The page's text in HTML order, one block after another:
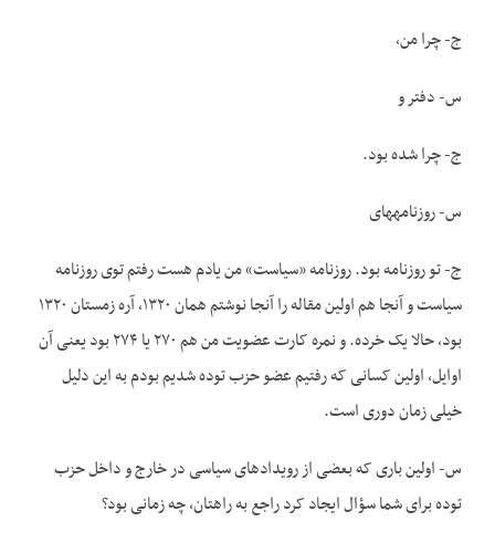
ج- چرا من،
س- دفتر و
ج- چرا شده بود.
س- روزنامه­های
ج- تو روزنامه بود. روزنامه «سیاست» من یادم هست رفتم توی روزنامه
سیاست و آنجا هم اولین مقاله را آنجا نوشتم همان ۱۳۲۰، آره زمستان ۱۳۲۰
بود، حالا یک خرده. و نمره کارت عضویت من هم ۲۷۰ یا ۲۷۴ بود یعنی آن
اوایل، اولین کسانی که رفتیم عضو حزب توده شدیم بودم به این دلیل
خیلی زمان دوری است.
س- اولین باری که بعضی از رویدادهای سیاسی در خارج و داخل حزب
توده برای شما سؤال ایجاد کرد راجع به راهتان، چه زمانی بود؟